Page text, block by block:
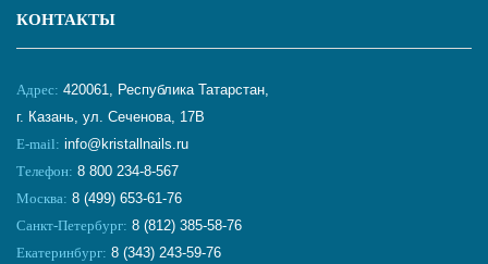
КОНТАКТЫ
Адрес: 420061, Республика Татарстан,
г. Казань, ул. Сеченова, 17В
E-mail: info@kristallnails.ru
Телефон: 8 800 234-8-567
Москва: 8 (499) 653-61-76
Санкт-Петербург: 8 (812) 385-58-76
Екатеринбург: 8 (343) 243-59-76